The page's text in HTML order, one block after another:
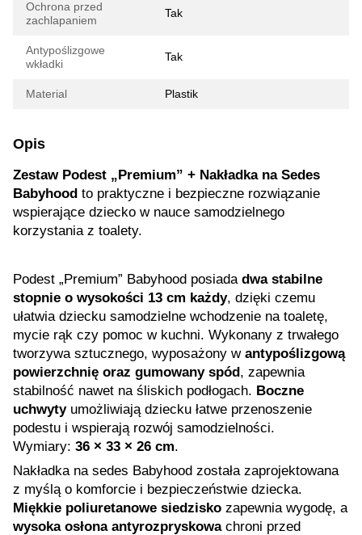
Ochrona przed
zachlapaniem
Tak
Antypoślizgowe
wkładki
Tak
Material Plastik
Opis
Zestaw Podest „Premium” + Nakładka na Sedes
Babyhood to praktyczne i bezpieczne rozwiązanie
wspierające dziecko w nauce samodzielnego
korzystania z toalety.
Podest „Premium” Babyhood posiada dwa stabilne
stopnie o wysokości 13 cm każdy, dzięki czemu
ułatwia dziecku samodzielne wchodzenie na toaletę,
mycie rąk czy pomoc w kuchni. Wykonany z trwałego
tworzywa sztucznego, wyposażony w antypoślizgową
powierzchnię oraz gumowany spód, zapewnia
stabilność nawet na śliskich podłogach. Boczne
uchwytyumożliwiają dziecku łatwe przenoszenie
podestu i wspierają rozwój samodzielności.
Wymiary: 36 × 33 × 26 cm.
Nakładka na sedes Babyhood została zaprojektowana
z myślą o komforcie i bezpieczeństwie dziecka.
Miękkie poliuretanowe siedzisko zapewnia wygodę, a
wysoka osłona antyrozpryskowachroni przed